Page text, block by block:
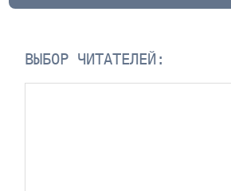
ВЫБОР ЧИТАТЕЛЕЙ: